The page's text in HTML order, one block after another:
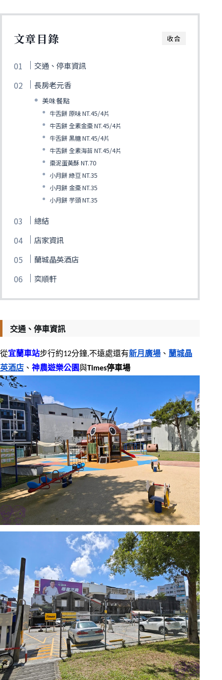
收合
文章目錄
交通、停車資訊
長房老元香
美味餐點
牛舌餅 原味 NT.45/4片
牛舌餅 全素金棗 NT.45/4片
牛舌餅 黑糖 NT.45/4片
牛舌餅 全素海苔 NT.45/4片
棗泥蛋黃酥 NT.70
小月餅 綠豆 NT.35
小月餅 金棗 NT.35
小月餅 芋頭 NT.35
總結
店家資訊
蘭城晶英酒店
奕順軒
交通、停車資訊
從宜蘭車站步行約12分鐘,不遠處還有新月廣場 、 蘭城晶
英酒店 、 神農遊樂公園與Times停車場